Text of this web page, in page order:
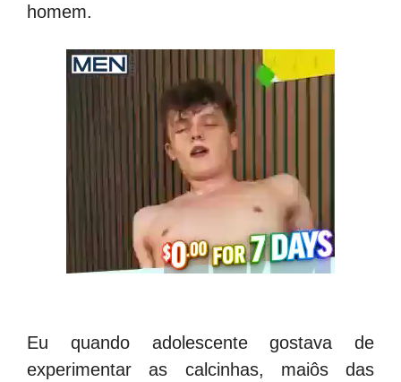
homem.
Eu quando adolescente gostava de
experimentar as calcinhas, maiôs das